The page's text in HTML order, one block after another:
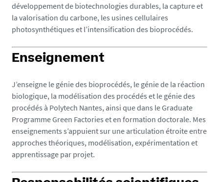
développement de biotechnologies durables, la capture et
la valorisation du carbone, les usines cellulaires
photosynthétiques et l’intensification des bioprocédés.
Enseignement
J’enseigne le génie des bioprocédés, le génie de la réaction
biologique, la modélisation des procédés et le génie des
procédés à Polytech Nantes, ainsi que dans le Graduate
Programme Green Factories et en formation doctorale. Mes
enseignements s’appuient sur une articulation étroite entre
approches théoriques, modélisation, expérimentation et
apprentissage par projet.